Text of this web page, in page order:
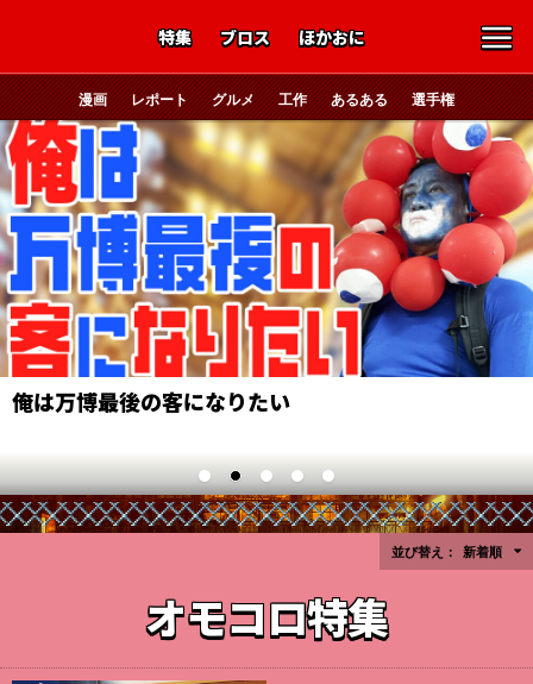
特集 ブロス ほかおに
漫画 レポート グルメ 工作 あるある 選手権
俺は万博最後の客になりたい
オモコロ特集
並び替え： 新着順